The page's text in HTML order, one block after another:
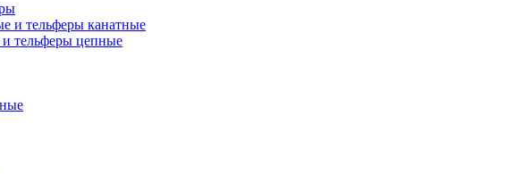
и тельферы канатные
и тельферы цепные